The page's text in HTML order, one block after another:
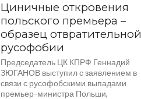
Циничные откровения
польского премьера –
образец отвратительной
русофобии
Председатель ЦК КПРФ Геннадий
ЗЮГАНОВ выступил с заявлением в
связи с русофобскими выпадами
премьер-министра Польши,